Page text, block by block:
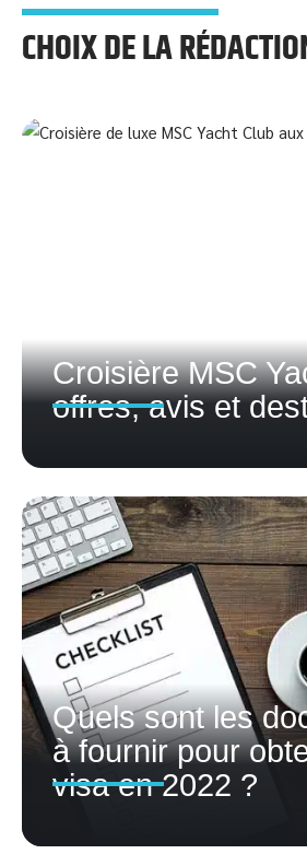
CHOIX DE LA
Croisière MSC
offres, avis et
Quels sont les
à fournir pour
visa en 2022 ?